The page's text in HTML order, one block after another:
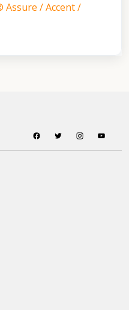
Assure / Accent /